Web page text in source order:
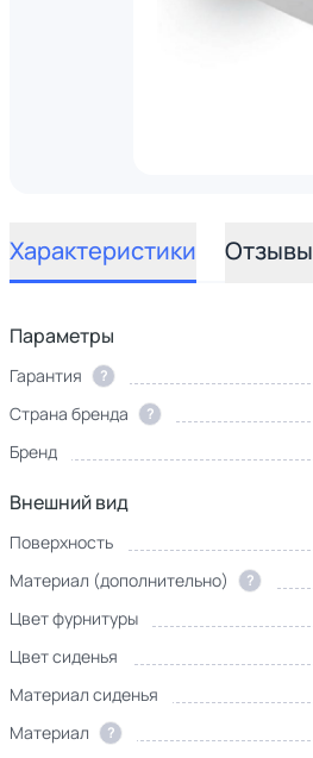
Характеристики Отзывы
Параметры
Гарантия ?
Страна бренда
?
Бренд
Внешний вид
Поверхность
Материал (дополнительно)
?
Цвет фурнитуры
Цвет сиденья
Материал сиденья
Материал
?